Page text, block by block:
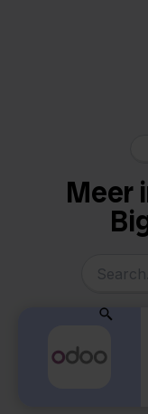
Meer